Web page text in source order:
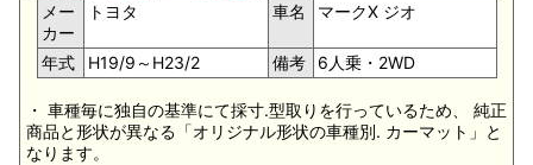
メー
カー
トヨタ 車名 マークX ジオ
年式 H19/9～H23/2 備考 6人乗・2WD
・ 車種毎に独自の基準にて採寸.型取りを行っているため、 純正
商品と形状が異なる「オリジナル形状の車種別. カーマット」と
なります。